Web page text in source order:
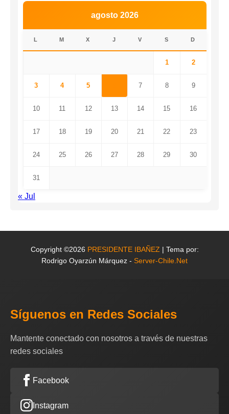
agosto 2026
L M X J V S D
1 2
3 4 5 7 8 9
10 11 12 13 14 15 16
17 18 19 20 21 22 23
24 25 26 27 28 29 30
31
« Jul
Copyright ©2026 PRESIDENTE IBAÑEZ | Tema por:
Rodrigo Oyarzún Márquez - Server-Chile.Net
Síguenos en Redes Sociales
Mantente conectado con nosotros a través de nuestras
redes sociales
Facebook
Instagram